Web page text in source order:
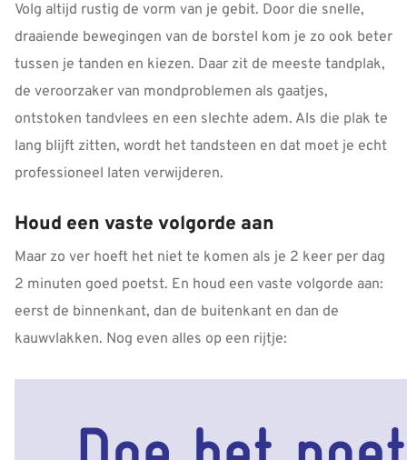
Volg altijd rustig de vorm van je gebit. Door die snelle,
draaiende bewegingen van de borstel kom je zo ook beter
tussen je tanden en kiezen. Daar zit de meeste tandplak,
de veroorzaker van mondproblemen als gaatjes,
ontstoken tandvlees en een slechte adem. Als die plak te
lang blijft zitten, wordt het tandsteen en dat moet je echt
professioneel laten verwijderen.
Houd een vaste volgorde aan
Maar zo ver hoeft het niet te komen als je 2 keer per dag
2 minuten goed poetst. En houd een vaste volgorde aan:
eerst de binnenkant, dan de buitenkant en dan de
kauwvlakken. Nog even alles op een rijtje: